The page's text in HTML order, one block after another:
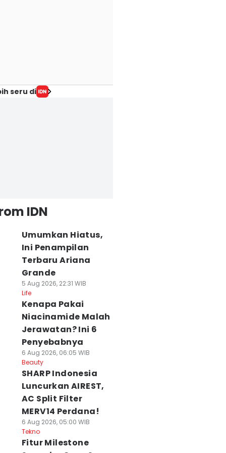
seru di
IDN
Umumkan Hiatus,
Ini Penampilan
Terbaru Ariana
Grande
5 Aug 2026, 22:31 WIB
Life
Kenapa Pakai
Niacinamide Malah
Jerawatan? Ini 6
Penyebabnya
6 Aug 2026, 06:05 WIB
Beauty
SHARP Indonesia
Luncurkan AIREST,
AC Split Filter
MERV14 Perdana!
6 Aug 2026, 05:00 WIB
Tekno
Fitur Milestone